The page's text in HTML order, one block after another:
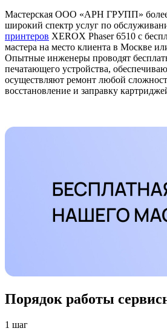
Мастерская ООО «АРН ГРУПП» более
широкий спектр услуг по
принтеров XEROX Phaser 6510 с
мастера на место клиента в Москве
Опытные инженеры проводят
печатающего устройства,
осуществляют ремонт любой
восстановление и заправку
Порядок работы
1 шаг